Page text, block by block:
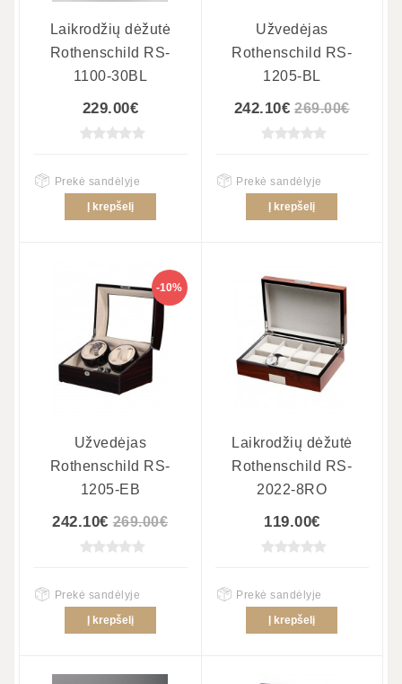
Laikrodžių dėžutė
Rothenschild RS-
1100-30BL
229.00€
Prekė sandėlyje
Į krepšelį
Užvedėjas
Rothenschild RS-
1205-BL
242.10€ 269.00€
Prekė sandėlyje
Į krepšelį
-10%
Užvedėjas
Rothenschild RS-
1205-EB
242.10€ 269.00€
Prekė sandėlyje
Į krepšelį
Laikrodžių dėžutė
Rothenschild RS-
2022-8RO
119.00€
Prekė sandėlyje
Į krepšelį